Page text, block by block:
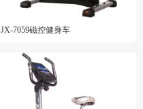
JX-7059磁控健身车